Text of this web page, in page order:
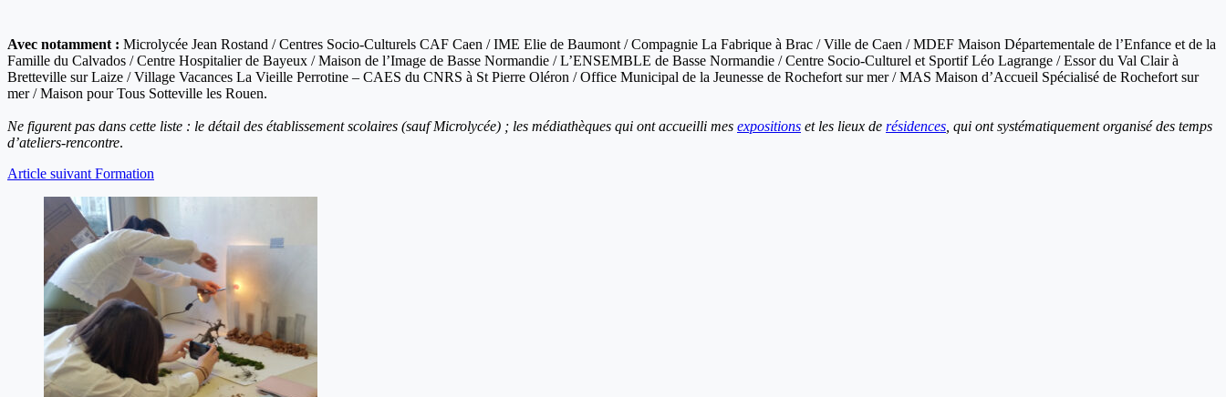
Avec notamment : Microlycée Jean Rostand / Centres Socio-Culturels CAF Caen / IME Elie de Baumont / Compagnie La Fabrique à Brac / Ville de Caen / MDEF Maison Départementale de l’Enfance et de la
Famille du Calvados / Centre Hospitalier de Bayeux / Maison de l’Image de Basse Normandie / L’ENSEMBLE de Basse Normandie / Centre Socio-Culturel et Sportif Léo Lagrange / Essor du Val Clair à
Bretteville sur Laize / Village Vacances La Vieille Perrotine – CAES du CNRS à St Pierre Oléron / Office Municipal de la Jeunesse de Rochefort sur mer / MAS Maison d’Accueil Spécialisé de Rochefort sur
mer / Maison pour Tous Sotteville les Rouen.
Ne figurent pas dans cette liste : le détail des établissement scolaires (sauf Microlycée) ; les médiathèques qui ont accueilli mes expositions et les lieux de résidences , qui ont systématiquement organisé des temps
d’ateliers-rencontre.
Article suivant Formation